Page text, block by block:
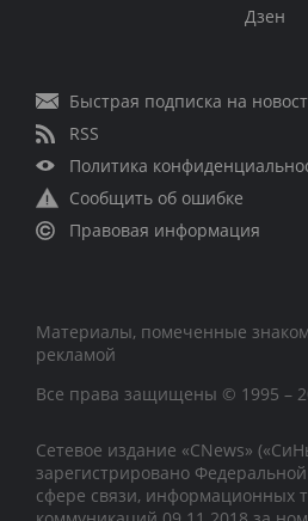
Дзен
Быстрая подписка на
RSS
Политика
Сообщить об ошибке
Правовая информация
Материалы, помеченные
рекламой
Все права защищены © 1995 –
Сетевое издание «CNews»
зарегистрировано
сфере связи, информационных